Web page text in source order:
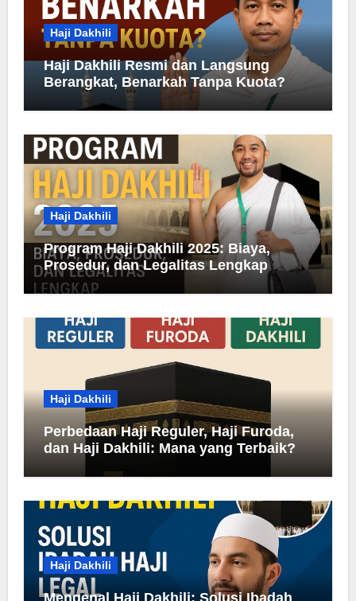
Haji Dakhili
Haji Dakhili Resmi dan Langsung
Berangkat, Benarkah Tanpa Kuota?
Haji Dakhili
Program Haji Dakhili 2025: Biaya,
Prosedur, dan Legalitas Lengkap
Haji Dakhili
Perbedaan Haji Reguler, Haji Furoda,
dan Haji Dakhili: Mana yang Terbaik?
Haji Dakhili